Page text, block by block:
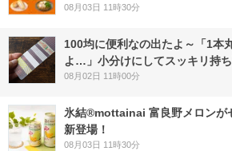
08月03日 11時30分
100均に便利なの出たよ～「1本
よ…」小分けにしてスッキリ持
08月02日 11時00分
氷結®mottainai 富良野メロンが
新登場！
08月03日 11時30分